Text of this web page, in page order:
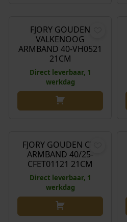
FJORY GOUDEN
VALKENOOG
ARMBAND 40-VH0521
21CM
Direct leverbaar, 1
werkdag
FJORY GOUDEN CFE
ARMBAND 40/25-
CFET01121 21CM
Direct leverbaar, 1
werkdag